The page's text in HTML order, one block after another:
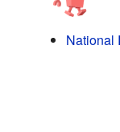
National